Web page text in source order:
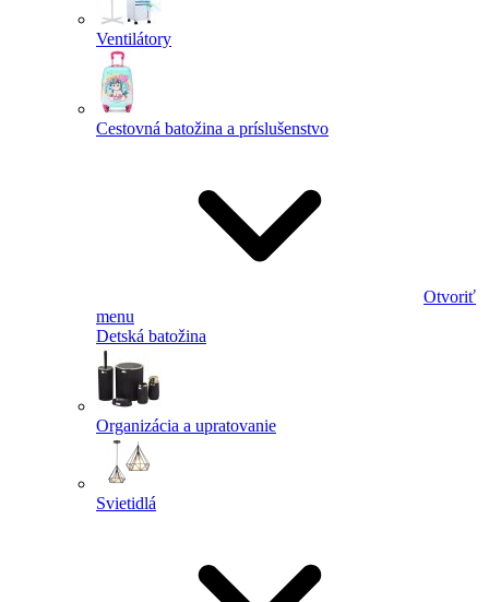
Ventilátory
Cestovná batožina a príslušenstvo
Otvoriť
menu
Detská batožina
Organizácia a upratovanie
Svietidlá